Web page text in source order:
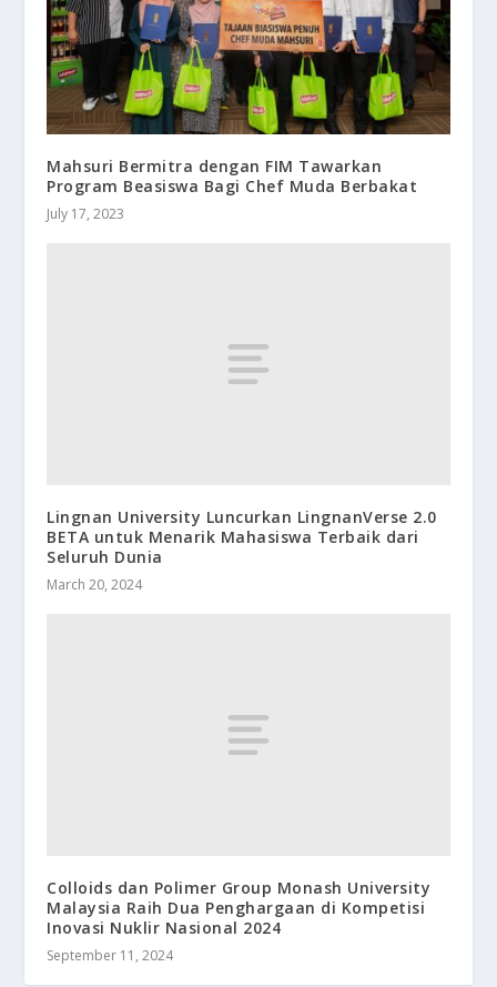
Mahsuri Bermitra dengan FIM Tawarkan
Program Beasiswa Bagi Chef Muda Berbakat
July 17, 2023
Lingnan University Luncurkan LingnanVerse 2.0
BETA untuk Menarik Mahasiswa Terbaik dari
Seluruh Dunia
March 20, 2024
Colloids dan Polimer Group Monash University
Malaysia Raih Dua Penghargaan di Kompetisi
Inovasi Nuklir Nasional 2024
September 11, 2024